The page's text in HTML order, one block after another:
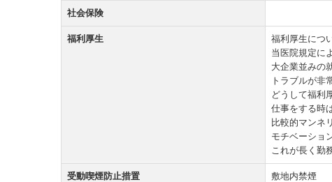
社会保険
福利厚生
福利厚生につ
当医院規定に
大企業並みの
トラブルが非
どうして福利
仕事をする時
比較的マンネ
モチベーショ
これが長く勤
受動喫煙防止措置 敷地内禁煙